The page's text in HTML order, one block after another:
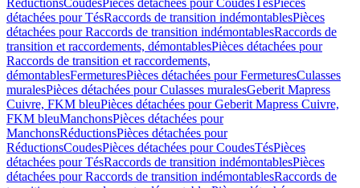
RéductionsCoudesPièces détachées pour CoudesTésPièces
détachées pour TésRaccords de transition indémontablesPièces
détachées pour Raccords de transition indémontablesRaccords de
transition et raccordements, démontablesPièces détachées pour
Raccords de transition et raccordements,
démontablesFermeturesPièces détachées pour FermeturesCulasses
muralesPièces détachées pour Culasses muralesGeberit Mapress
Cuivre, FKM bleuPièces détachées pour Geberit Mapress Cuivre,
FKM bleuManchonsPièces détachées pour
ManchonsRéductionsPièces détachées pour
RéductionsCoudesPièces détachées pour CoudesTésPièces
détachées pour TésRaccords de transition indémontablesPièces
détachées pour Raccords de transition indémontablesRaccords de